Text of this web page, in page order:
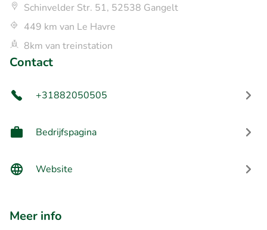
Schinvelder Str. 51, 52538 Gangelt
449 km van Le Havre
8km van treinstation
Contact
+31882050505
Bedrijfspagina
Website
Meer info